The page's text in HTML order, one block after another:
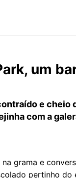
um
e cheio
com a
grama e
pertinho do